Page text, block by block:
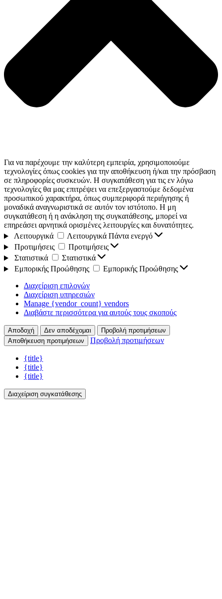
Για να παρέχουμε την καλύτερη εμπειρία, χρησιμοποιούμε
τεχνολογίες όπως cookies για την αποθήκευση ή/και την πρόσβαση
σε πληροφορίες συσκευών. Η συγκατάθεση για τις εν λόγω
τεχνολογίες θα μας επιτρέψει να επεξεργαστούμε δεδομένα
προσωπικού χαρακτήρα, όπως συμπεριφορά περιήγησης ή
μοναδικά αναγνωριστικά σε αυτόν τον ιστότοπο. Η μη
συγκατάθεση ή η ανάκληση της συγκατάθεσης, μπορεί να
επηρεάσει αρνητικά ορισμένες λειτουργίες και δυνατότητες.
Λειτουργικά
Λειτουργικά Πάντα ενεργό
Προτιμήσεις
Προτιμήσεις
Στατιστικά
Στατιστικά
Εμπορικής Προώθησης
Εμπορικής Προώθησης
Διαχείριση επιλογών
Διαχείριση υπηρεσιών
Manage {vendor_count} vendors
Διαβάστε περισσότερα για αυτούς τους σκοπούς
Αποδοχή Δεν αποδέχομαι
Προβολή προτιμήσεων
Αποθήκευση προτιμήσεων
Προβολή προτιμήσεων
{title}
{title}
{title}
Διαχείριση συγκατάθεσης